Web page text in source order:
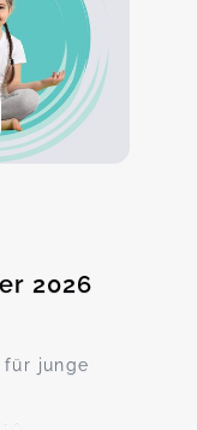
2026
für junge